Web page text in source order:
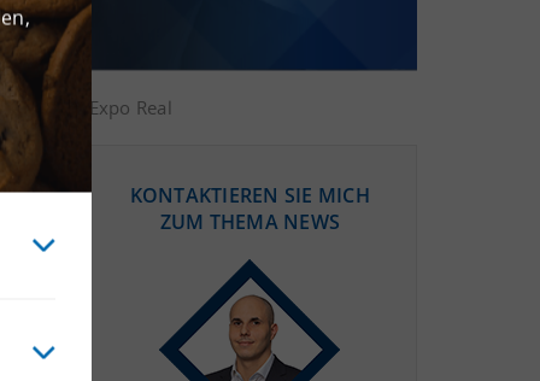
Expo Real
KONTAKTIEREN SIE MICH
ZUM THEMA NEWS